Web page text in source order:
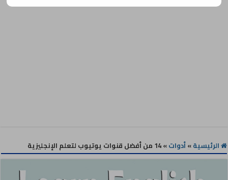
الرئيسية»أدوات»14 من أفضل قنوات يوتيوب لتعلم الإنجليزية